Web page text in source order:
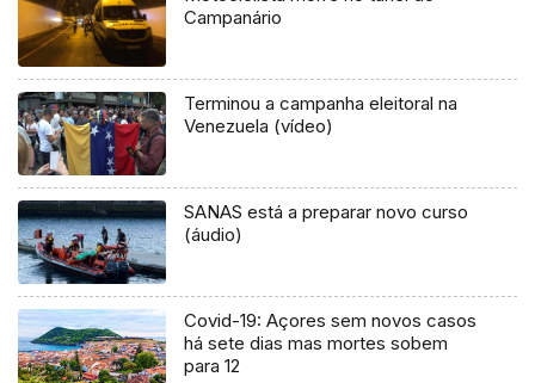
Campanário
Terminou a campanha eleitoral na
Venezuela (vídeo)
SANAS está a preparar novo curso
(áudio)
Covid-19: Açores sem novos casos
há sete dias mas mortes sobem
para 12